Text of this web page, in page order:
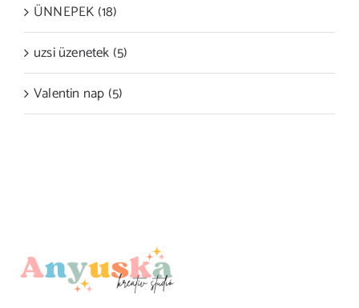
ÜNNEPEK (18)
uzsi üzenetek (5)
Valentin nap (5)